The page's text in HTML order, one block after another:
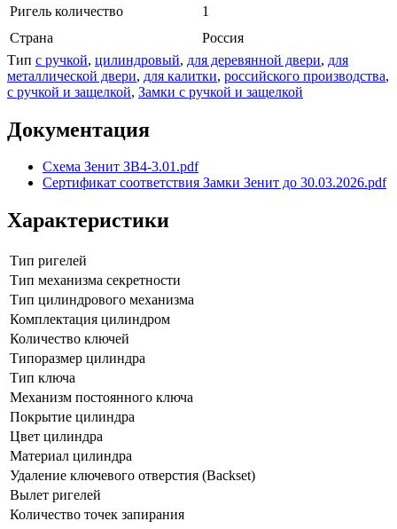
Ригель количество
1
Страна
Россия
Тип с ручкой, цилиндровый, для деревянной двери, для
металлической двери, для калитки, российского производства,
с ручкой и защелкой, Замки с ручкой и защелкой
Документация
Схема Зенит ЗВ4-3.01.pdf
Сертификат соответствия Замки Зенит до 30.03.2026.pdf
Характеристики
Тип ригелей
Тип механизма секретности
Тип цилиндрового механизма
Комплектация цилиндром
Количество ключей
Типоразмер цилиндра
Тип ключа
Механизм постоянного ключа
Покрытие цилиндра
Цвет цилиндра
Материал цилиндра
Удаление ключевого отверстия (Backset)
Вылет ригелей
Количество точек запирания